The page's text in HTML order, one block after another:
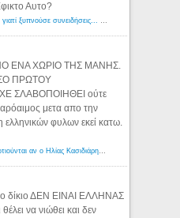
Αυτο?
Ένα βιβλίο που πολεμήθηκε γιατί ξυπνούσε συνειδήσεις... - Λόγιος Ερμής | Η γνώση ξεκινάει με την αναζήτηση...
ΕΝΑ ΧΩΡΙΟ ΤΗΣ ΜΑΝΗΣ.
ΠΡΩΤΟΥ
ΣΛΑΒΟΠΟΙΗΘΕΙ ούτε
μετα απο την
φυλων εκεί κατω.
Αμερικανοί ρατσιστές αναρωτιούνται αν ο Ηλίας Κασιδιάρης ανήκει στη λευκή φυλή... - Λόγιος Ερμής
δίκιο ΔΕΝ ΕΙΝΑΙ ΕΛΛΗΝΑΣ
να νιώθει και δεν